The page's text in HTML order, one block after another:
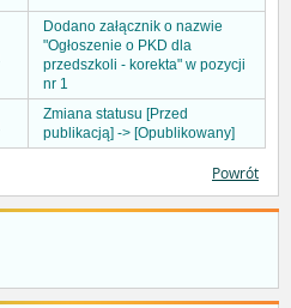
Dodano załącznik o nazwie
"Ogłoszenie o PKD dla
przedszkoli - korekta" w pozycji
nr 1
Zmiana statusu [Przed
publikacją] -> [Opublikowany]
Powrót